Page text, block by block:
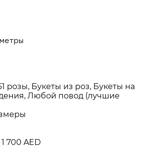
розы, Букеты из роз, Букеты на
Любой повод (лучшие
700 AED